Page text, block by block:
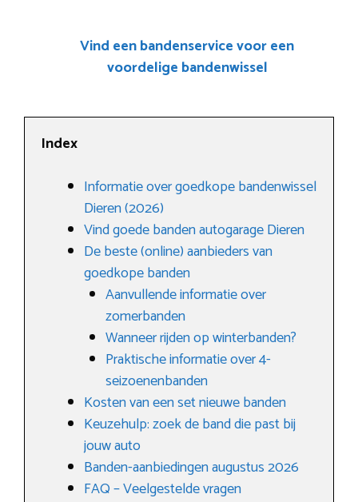
Vind een bandenservice voor een
voordelige bandenwissel
Index
Informatie over goedkope bandenwissel
Dieren (2026)
Vind goede banden autogarage Dieren
De beste (online) aanbieders van
goedkope banden
Aanvullende informatie over
zomerbanden
Wanneer rijden op winterbanden?
Praktische informatie over 4-
seizoenenbanden
Kosten van een set nieuwe banden
Keuzehulp: zoek de band die past bij
jouw auto
Banden-aanbiedingen augustus 2026
FAQ – Veelgestelde vragen